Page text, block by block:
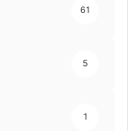
61
5
1